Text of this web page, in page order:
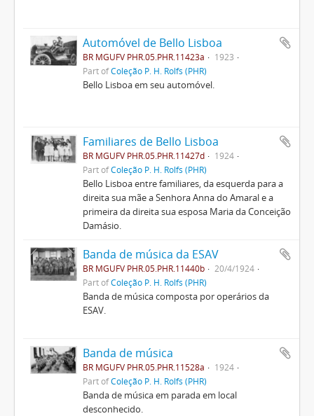
Automóvel de Bello Lisboa
BR MGUFV PHR.05.PHR.11423a
1923
Part ofColeção P. H. Rolfs (PHR)
Bello Lisboa em seu automóvel.
Familiares de Bello Lisboa
BR MGUFV PHR.05.PHR.11427d
1924
Part ofColeção P. H. Rolfs (PHR)
Bello Lisboa entre familiares, da esquerda para a
direita sua mãe a Senhora Anna do Amaral e a
primeira da direita sua esposa Maria da Conceição
Damásio.
Banda de música da ESAV
BR MGUFV PHR.05.PHR.11440b
20/4/1924
Part ofColeção P. H. Rolfs (PHR)
Banda de música composta por operários da
ESAV.
Banda de música
BR MGUFV PHR.05.PHR.11528a
1924
Part ofColeção P. H. Rolfs (PHR)
Banda de música em parada em local
desconhecido.